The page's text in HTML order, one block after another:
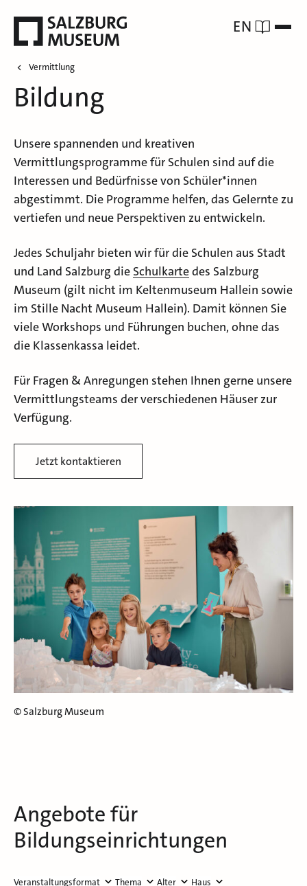
EN
Vermittlung
Bildung
Unsere spannenden und kreativen
Vermittlungsprogramme für Schulen sind auf die
Interessen und Bedürfnisse von Schüler*innen
abgestimmt. Die Programme helfen, das Gelernte zu
vertiefen und neue Perspektiven zu entwickeln.
Jedes Schuljahr bieten wir für die Schulen aus Stadt
und Land Salzburg die Schulkartedes Salzburg
Museum (gilt nicht im Keltenmuseum Hallein sowie
im Stille Nacht Museum Hallein). Damit können Sie
viele Workshops und Führungen buchen, ohne das
die Klassenkassa leidet.
Für Fragen & Anregungen stehen Ihnen gerne unsere
Vermittlungsteams der verschiedenen Häuser zur
Verfügung.
Jetzt kontaktieren
© Salzburg Museum
Angebote für
Bildungseinrichtungen
Veranstaltungsformat Thema Alter Haus